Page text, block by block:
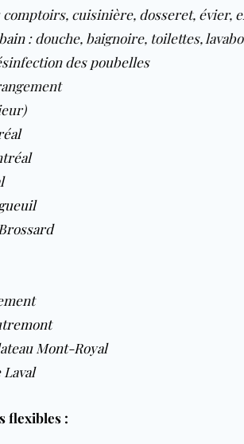
cuisinière, dosseret, évier,
: douche, baignoire, toilettes,
des poubelles
Mont-Royal
flexibles :